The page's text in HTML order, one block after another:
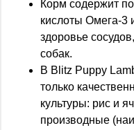
Корм содержит
кислоты Омега-3
здоровье
собак.
В Blitz Puppy
только
культуры: рис и
производные